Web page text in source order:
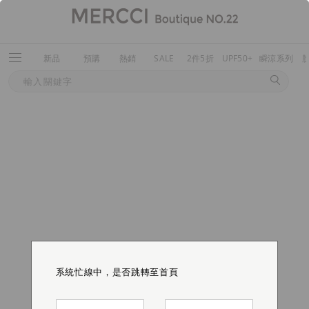
新品 預購 熱銷 SALE 2件5折 UPF50+ 瞬涼系列
系統忙線中，是否跳轉至首頁
系統忙線中，是否跳轉至首頁
系統忙線中，是否跳轉至首頁
系統忙線中，是否跳轉至首頁
系統忙線中，是否跳轉至首頁